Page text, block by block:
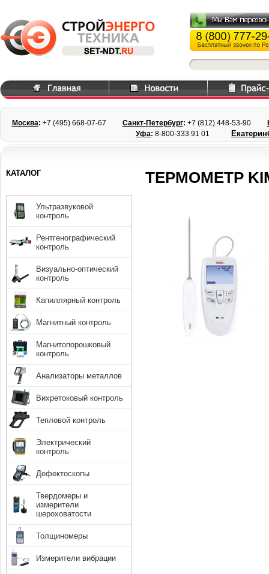
Москва: +7 (495) 668-07-67 Санкт-Петербург: +7 (812) 448-53-90
Уфа: 8-800-333 91 01
ТЕРМОМЕТР
КАТАЛОГ
Ультразвуковой
контроль
Рентгенографический
контроль
Визуально-оптический
контроль
Капиллярный контроль
Магнитный контроль
Магнитопорошковый
контроль
Анализаторы металлов
Вихретоковый контроль
Тепловой контроль
Электрический
контроль
Дефектоскопы
Твердомеры и
измерители
шероховатости
Толщиномеры
Измерители вибрации